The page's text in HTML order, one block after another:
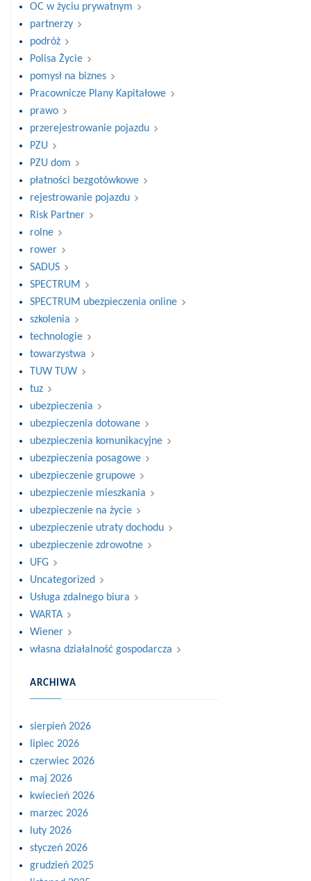
OC w życiu prywatnym
partnerzy
podróż
Polisa Życie
pomysł na biznes
Pracownicze Plany Kapitałowe
prawo
przerejestrowanie pojazdu
PZU
PZU dom
płatności bezgotówkowe
rejestrowanie pojazdu
Risk Partner
rolne
rower
SADUS
SPECTRUM
SPECTRUM ubezpieczenia online
szkolenia
technologie
towarzystwa
TUW TUW
tuz
ubezpieczenia
ubezpieczenia dotowane
ubezpieczenia komunikacyjne
ubezpieczenia posagowe
ubezpieczenie grupowe
ubezpieczenie mieszkania
ubezpieczenie na życie
ubezpieczenie utraty dochodu
ubezpieczenie zdrowotne
UFG
Uncategorized
Usługa zdalnego biura
WARTA
Wiener
własna działalność gospodarcza
ARCHIWA
sierpień 2026
lipiec 2026
czerwiec 2026
maj 2026
kwiecień 2026
marzec 2026
luty 2026
styczeń 2026
grudzień 2025